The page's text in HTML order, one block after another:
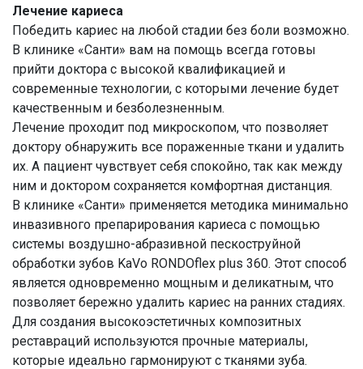
Лечение кариеса
Победить кариес на любой стадии без боли возможно.
В клинике «Санти» вам на помощь всегда готовы
прийти доктора с высокой квалификацией и
современные технологии, с которыми лечение будет
качественным и безболезненным.
Лечение проходит под микроскопом, что позволяет
доктору обнаружить все пораженные ткани и удалить
их. А пациент чувствует себя спокойно, так как между
ним и доктором сохраняется комфортная дистанция.
В клинике «Санти» применяется методика минимально
инвазивного препарирования кариеса с помощью
системы воздушно-абразивной пескоструйной
обработки зубов KaVo RONDOflex plus 360. Этот способ
является одновременно мощным и деликатным, что
позволяет бережно удалить кариес на ранних стадиях.
Для создания высокоэстетичных композитных
реставраций используются прочные материалы,
которые идеально гармонируют с тканями зуба.